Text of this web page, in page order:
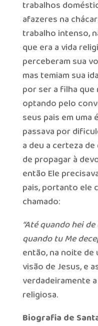
trabalhos
afazeres na
trabalho intenso,
que era a vida
perceberam sua
mas temiam sua
por ser a filha que
optando pelo
seus pais em uma
passava por
a deu a certeza
de propagar à
então Ele
pais, portanto ele
chamado:
“Até quando hei
quando tu Me
então, na noite de
visão de Jesus, e
verdadeiramente
religiosa.
Biografia de